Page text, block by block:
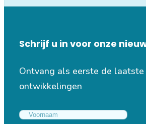
Schrijf u in voor onze
Ontvang als eerste de laatste
ontwikkelingen